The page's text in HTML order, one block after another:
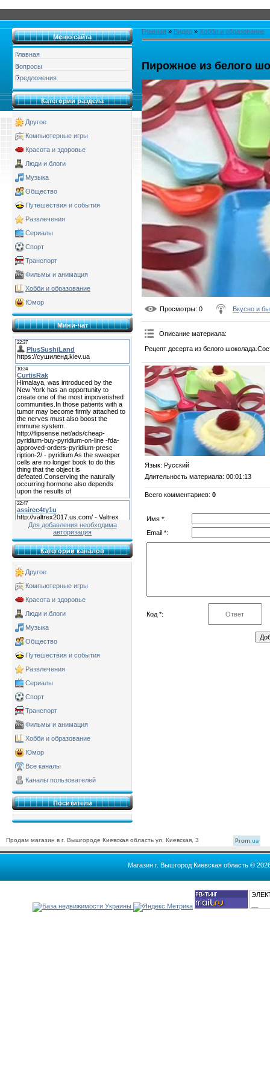
Меню сайта
Главная
Вопросы
Предложения
Категории раздела
Другое
Компьютерные игры
Красота и здоровье
Люди и блоги
Музыка
Общество
Путешествия и события
Развлечения
Сериалы
Спорт
Транспорт
Фильмы и анимация
Хобби и образование
Юмор
Мини-чат
Для добавления необходима
авторизация
Категории каналов
Другое
Компьютерные игры
Красота и здоровье
Люди и блоги
Музыка
Общество
Путешествия и события
Развлечения
Сериалы
Спорт
Транспорт
Фильмы и анимация
Хобби и образование
Юмор
Все каналы
Каналы пользователей
Поситители
Главная » Видео » Хобби и образование
Пирожное из белого
Просмотры: 0 Вкусно и
Описание материала:
Рецепт десерта из белого
Язык: Русский
Длительность материала: 00:01:13
Всего комментариев: 0
Имя *:
Email *:
Код *:
Продам магазин в г. Вышгороде Киевская область ул. Киевская, 3 Prom.ua
Магазин г. Вышгород Киевская область ©